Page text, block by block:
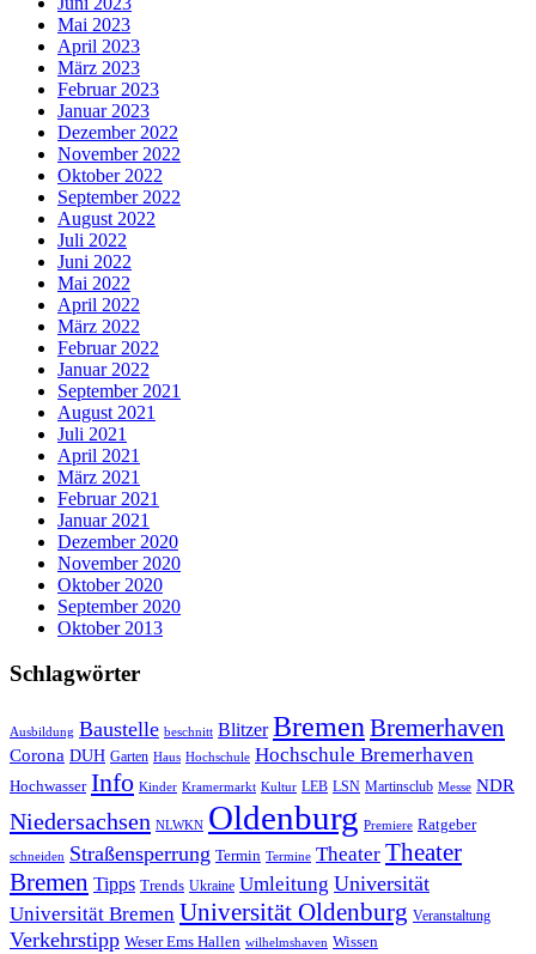
Mai 2023
April 2023
März 2023
Februar 2023
Januar 2023
Dezember 2022
November 2022
Oktober 2022
September 2022
August 2022
Juli 2022
Juni 2022
Mai 2022
April 2022
März 2022
Februar 2022
Januar 2022
September 2021
August 2021
Juli 2021
April 2021
März 2021
Februar 2021
Januar 2021
Dezember 2020
November 2020
Oktober 2020
September 2020
Oktober 2013
Schlagwörter
Ausbildung Baustelle beschnitt Blitzer Bremen Bremerhaven
Corona DUH Garten Haus Hochschule Hochschule Bremerhaven
Hochwasser Info Kinder Kramermarkt Kultur LEB LSN Martinsclub Messe NDR
Niedersachsen NLWKN Oldenburg Premiere Ratgeber
schneiden Straßensperrung Termin Termine Theater Theater
Bremen Tipps Trends Ukraine Umleitung Universität
Universität Bremen Universität Oldenburg Veranstaltung
Verkehrstipp Weser Ems Hallen wilhelmshaven Wissen